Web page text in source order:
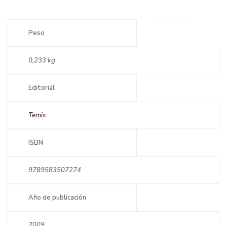
Peso
0,233 kg
Editorial
Temis
ISBN
9789583507274
Año de publicación